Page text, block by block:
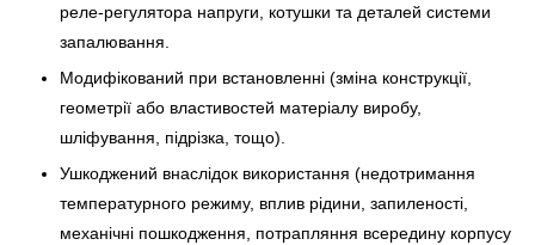
реле-регулято­ра напруги, котушки та деталей системи
запалювання.
Модифікований при встановленні (зміна конструкції,
геометрії або властивостей матеріалу виробу,
шліфування, підрізка, тощо).
Ушкоджений внаслідок використання (недотримання
температурного режиму, вплив рідини, запиленості,
механічні пошкодження, потрапляння всередину корпусу